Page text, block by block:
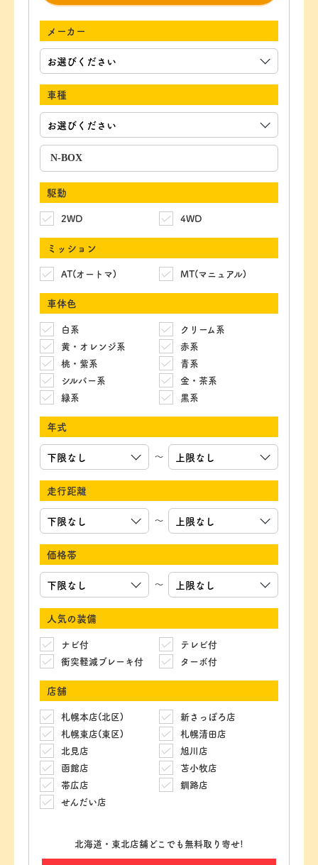
メーカー
車種
駆動
2WD 4WD
ミッション
AT(オートマ) MT(マニュアル)
車体色
白系
クリーム系
黄・オレンジ系
赤系
桃・紫系
青系
シルバー系
金・茶系
緑系
黒系
年式
～
走行距離
～
価格帯
～
人気の装備
ナビ付
テレビ付
衝突軽減ブレーキ付
ターボ付
店舗
札幌本店(北区)
新さっぽろ店
札幌東店(東区)
札幌清田店
北見店
旭川店
函館店
苫小牧店
帯広店
釧路店
せんだい店
北海道・東北店舗どこでも無料取り寄せ!